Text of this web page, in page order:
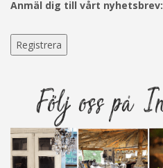
Anmäl dig till vårt nyhetsbrev: